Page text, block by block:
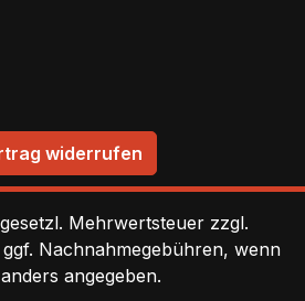
widerrufen
Mehrwertsteuer zzgl.
Nachnahmegebühren, wenn
angegeben.